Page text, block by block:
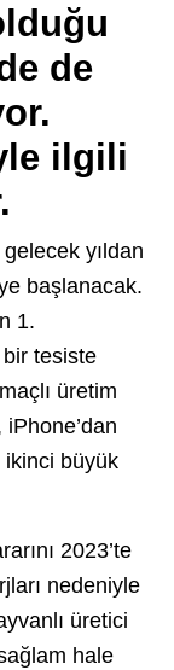
de
ilgili
gelecek yıldan
başlanacak.
1.
tesiste
üretim
ikinci büyük
2023’te
nedeniyle
üretici
hale